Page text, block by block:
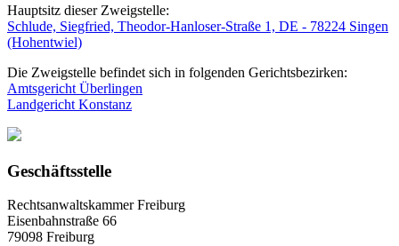
Hauptsitz dieser Zweigstelle:
Schlude, Siegfried, Theodor-Hanloser-Straße 1, DE - 78224 Singen
(Hohentwiel)
Die Zweigstelle befindet sich in folgenden Gerichtsbezirken:
Amtsgericht Überlingen
Landgericht Konstanz
Geschäftsstelle
Rechtsanwaltskammer Freiburg
Eisenbahnstraße 66
79098 Freiburg